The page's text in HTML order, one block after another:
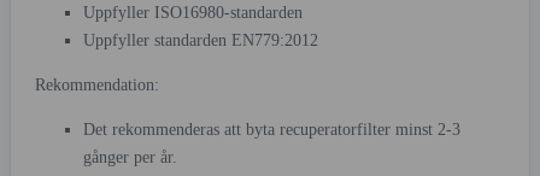
Uppfyller ISO16980-standarden
Uppfyller standarden EN779:2012
Rekommendation:
Det rekommenderas att byta recuperatorfilter minst 2-3
gånger per år.